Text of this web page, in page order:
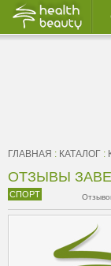
ГЛАВНАЯ : КАТАЛОГ :
ОТЗЫВЫ
СПОРТ